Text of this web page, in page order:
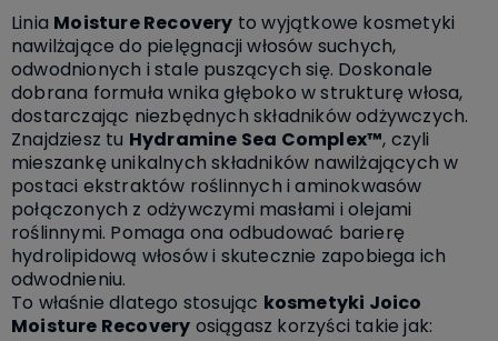
Linia Moisture Recovery to wyjątkowe kosmetyki
nawilżające do pielęgnacji włosów suchych,
odwodnionych i stale puszących się. Doskonale
dobrana formuła wnika głęboko w strukturę włosa,
dostarczając niezbędnych składników odżywczych.
Znajdziesz tu Hydramine Sea Complex™, czyli
mieszankę unikalnych składników nawilżających w
postaci ekstraktów roślinnych i aminokwasów
połączonych z odżywczymi masłami i olejami
roślinnymi. Pomaga ona odbudować barierę
hydrolipidową włosów i skutecznie zapobiega ich
odwodnieniu.
To właśnie dlatego stosując kosmetyki Joico
Moisture Recovery osiągasz korzyści takie jak: